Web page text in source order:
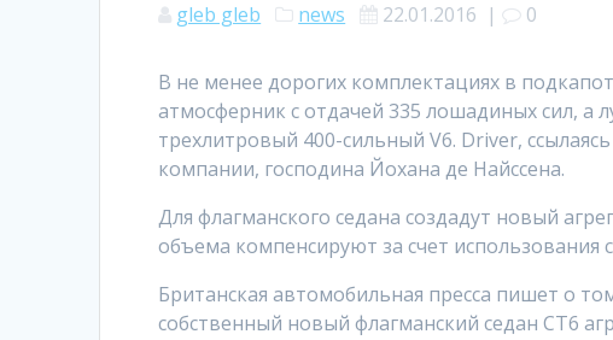
gleb gleb news 22.01.2016 | 0
В не менее дорогих комплектациях в
атмосферник с отдачей 335 лошадиных сил, а
трехлитровый 400-сильный V6. Driver,
компании, господина Йохана де Найссена.
Для флагманского седана создадут новый
объема компенсируют за счет использования
Британская автомобильная пресса пишет о
собственный новый флагманский седан CT6